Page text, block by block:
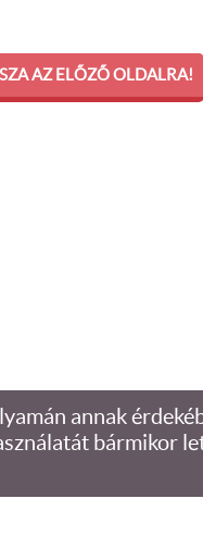
AZ ELŐZŐ OLDALRA!
annak
bármikor